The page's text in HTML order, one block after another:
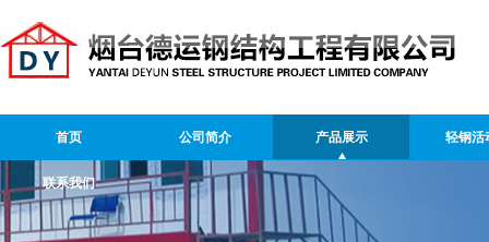
首页 公司简介 产品展示 轻钢活
联系我们